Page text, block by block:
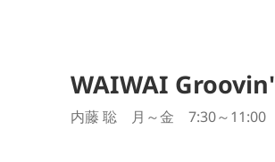
WAIWAI Groovin'
内藤 聡 月～金 7:30～11:00